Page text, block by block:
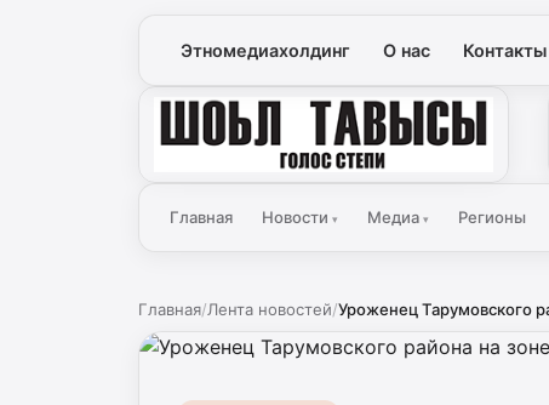
Этномедиахолдинг О нас Контакты
Голос Степи
Главная Новости▾ Медиа ▾ Регионы
Главная/Лента новостей/Уроженец Тарумовского